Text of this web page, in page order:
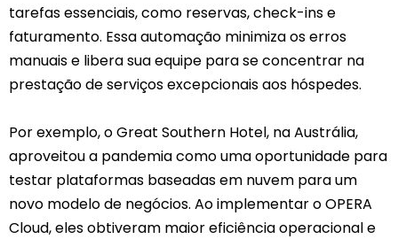
tarefas essenciais, como reservas, check-ins e
faturamento. Essa automação minimiza os erros
manuais e libera sua equipe para se concentrar na
prestação de serviços excepcionais aos hóspedes.
Por exemplo, o Great Southern Hotel, na Austrália,
aproveitou a pandemia como uma oportunidade para
testar plataformas baseadas em nuvem para um
novo modelo de negócios. Ao implementar o OPERA
Cloud, eles obtiveram maior eficiência operacional e